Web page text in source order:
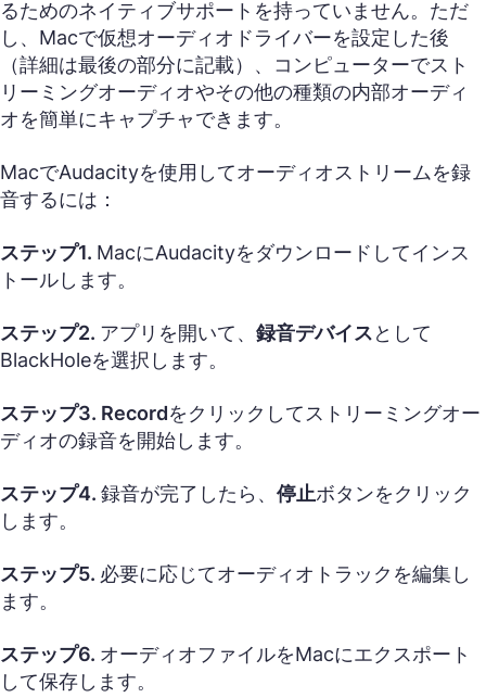
るためのネイティブサポートを持っていません。ただ
し、Macで仮想オーディオドライバーを設定した後
（詳細は最後の部分に記載）、コンピューターでスト
リーミングオーディオやその他の種類の内部オーディ
オを簡単にキャプチャできます。
MacでAudacityを使用してオーディオストリームを録
音するには：
ステップ1. MacにAudacityをダウンロードしてインス
トールします。
ステップ2. アプリを開いて、 録音デバイスとして
BlackHoleを選択します。
ステップ3. Recordをクリックしてストリーミングオー
ディオの録音を開始します。
ステップ4. 録音が完了したら、 停止ボタンをクリック
します。
ステップ5. 必要に応じてオーディオトラックを編集し
ます。
ステップ6. オーディオファイルをMacにエクスポート
して保存します。